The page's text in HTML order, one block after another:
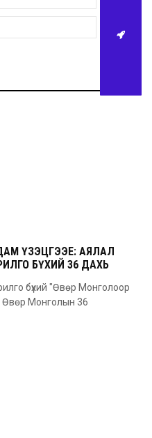
ҮЗЭЦГЭЭЕ: АЯЛАЛ
БҮХИЙ 36 ДАХЬ
бүхий "Өвөр Монголоор
Өвөр Монголын 36